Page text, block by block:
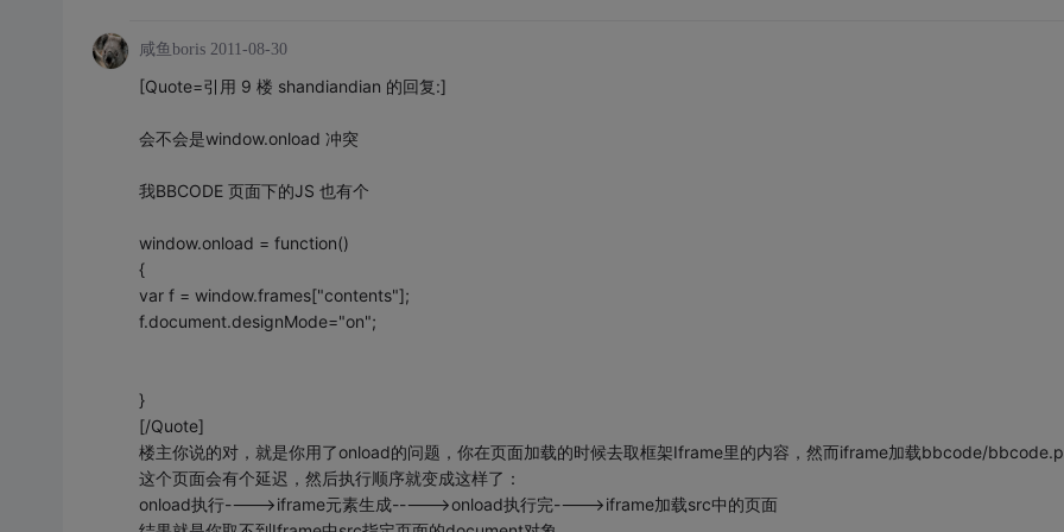
咸鱼boris 2011-08-30
[Quote=引用 9 楼 shandiandian 的回复:]
会不会是window.onload 冲突
我BBCODE 页面下的JS 也有个
window.onload = function()
{
var f = window.frames["contents"];
f.document.designMode="on";
}
[/Quote]
楼主你说的对，就是你用了onload的问题，你在页面加载的时候去取框架Iframe里的内容，然而iframe加载bbcode/
这个页面会有个延迟，然后执行顺序就变成这样了：
onload执行---->iframe元素生成----->onload执行完---->iframe加载src中的页面